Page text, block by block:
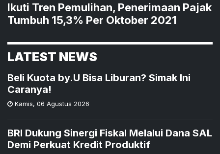
Ikuti Tren Pemulihan, Penerimaan Pajak
Tumbuh 15,3% Per Oktober 2021
LATEST NEWS
Beli Kuota by.U Bisa Liburan? Simak Ini
Caranya!
Kamis, 06 Agustus 2026
BRI Dukung Sinergi Fiskal Melalui Dana SAL
Demi Perkuat Kredit Produktif